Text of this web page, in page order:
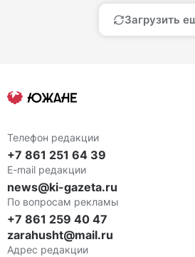
Загрузить
Телефон редакции
+7 861 251 64 39
E-mail редакции
news@ki-gazeta.ru
По вопросам рекламы
+7 861 259 40 47
zarahusht@mail.ru
Адрес редакции